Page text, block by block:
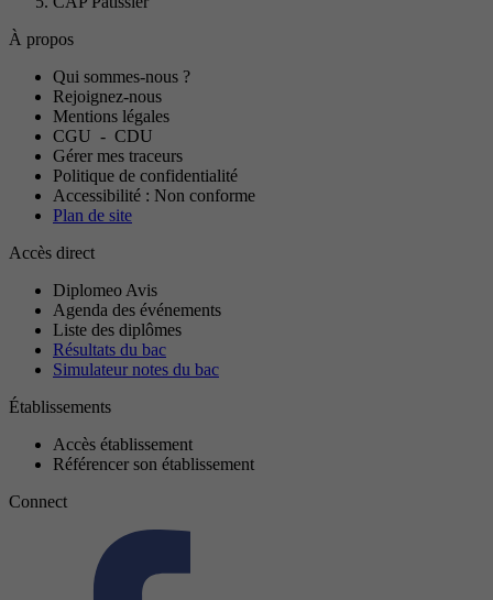
À propos
Qui sommes-nous ?
Rejoignez-nous
Mentions légales
CGU - CDU
Gérer mes traceurs
Politique de confidentialité
Accessibilité : Non conforme
Plan de site
Accès direct
Diplomeo Avis
Agenda des événements
Liste des diplômes
Résultats du bac
Simulateur notes du bac
Établissements
Accès établissement
Référencer son établissement
Connect